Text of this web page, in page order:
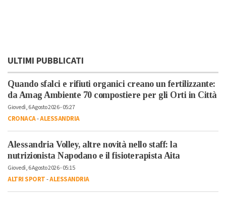
ULTIMI PUBBLICATI
Quando sfalci e rifiuti organici creano un fertilizzante:
da Amag Ambiente 70 compostiere per gli Orti in Città
Giovedì, 6 Agosto 2026 - 05:27
CRONACA-ALESSANDRIA
Alessandria Volley, altre novità nello staff: la
nutrizionista Napodano e il fisioterapista Aita
Giovedì, 6 Agosto 2026 - 05:15
ALTRI SPORT-ALESSANDRIA